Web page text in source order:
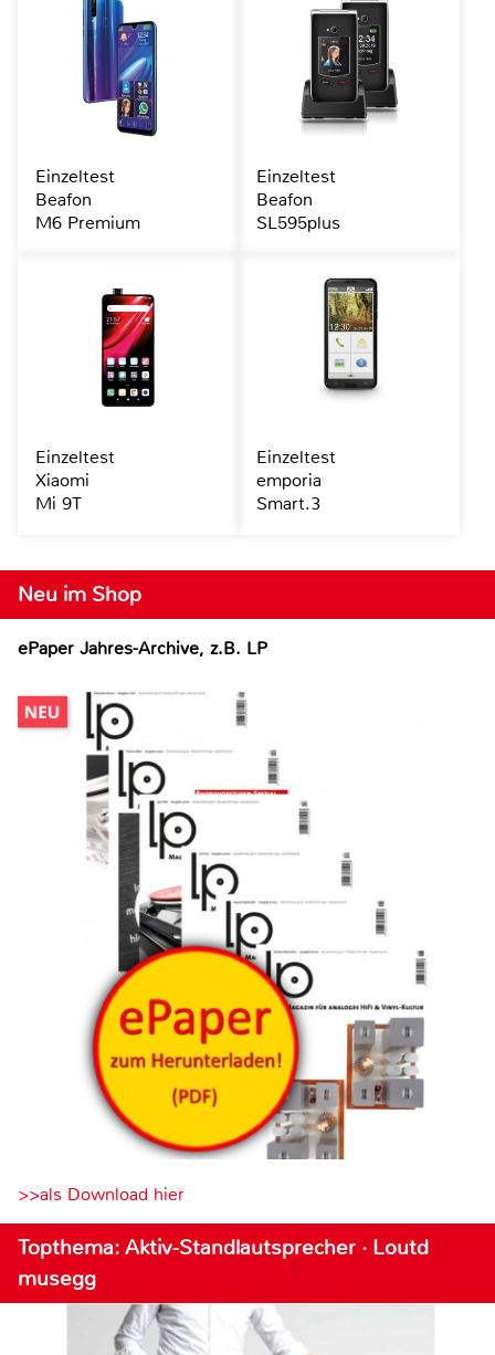
Neu im Shop
ePaper Jahres-Archive, z.B. LP
>>als Download hier
Topthema: Aktiv-Standlautsprecher · Loutd
musegg
Einzeltest
Beafon
M6 Premium
Einzeltest
Beafon
SL595plus
Einzeltest
Xiaomi
Mi 9T
Einzeltest
emporia
Smart.3